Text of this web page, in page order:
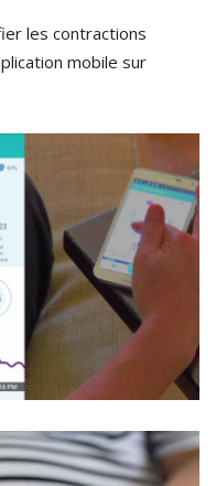
les contractions
mobile sur